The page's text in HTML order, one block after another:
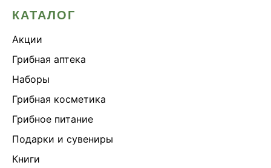
КАТАЛОГ
Акции
Грибная аптека
Наборы
Грибная косметика
Грибное питание
Подарки и сувениры
Книги